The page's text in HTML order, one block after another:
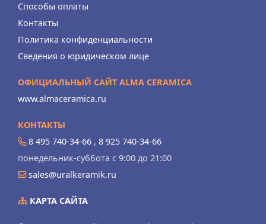
Способы оплаты
Контакты
Политика конфиденциальности
Сведения о юридическом лице
ОФИЦИАЛЬНЫЙ САЙТ ALMA CERAMICA
www.almaceramica.ru
КОНТАКТЫ
8 495 740-34-66 , 8 925 740-34-66
понедельник-суббота с 9:00 до 21:00
sales@uralkeramik.ru
КАРТА САЙТА